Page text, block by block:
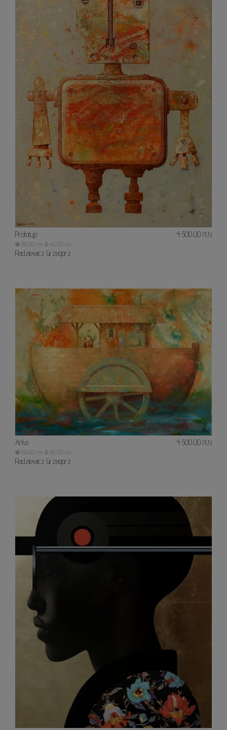
Prototyp
W: 80.00 cm S: 60.00 cm
Radziewicz Grzegorz
4 500,00 PLN
Arka
W: 60.00 cm S: 80.00 cm
Radziewicz Grzegorz
4 500,00 PLN